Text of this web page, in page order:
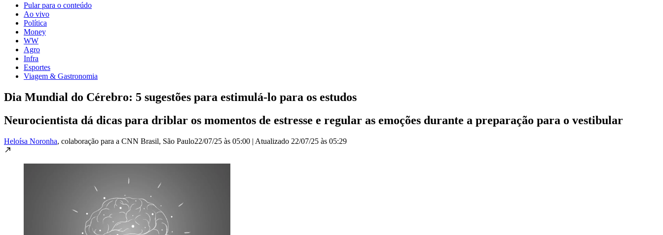
Pular para o conteúdo
Ao vivo
Política
Money
WW
Agro
Infra
Esportes
Viagem & Gastronomia
Dia Mundial do Cérebro: 5 sugestões para estimulá-lo para os estudos
Neurocientista dá dicas para driblar os momentos de estresse e regular as emoções durante a preparação para o vestibular
Heloísa Noronha, colaboração para a CNN Brasil, São Paulo22/07/25 às 05:00 | Atualizado 22/07/25 às 05:29